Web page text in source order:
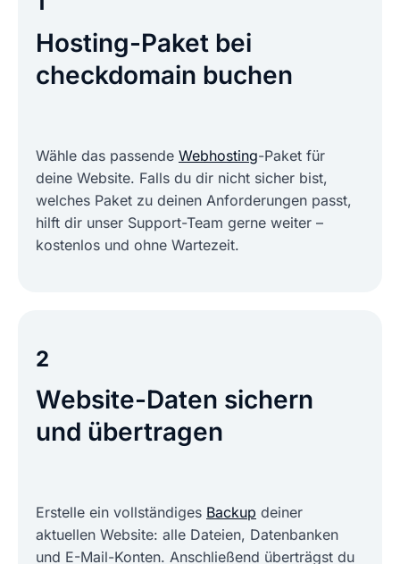
Hosting-Paket bei
checkdomain buchen
Wähle das passende Webhosting-Paket für
deine Website. Falls du dir nicht sicher bist,
welches Paket zu deinen Anforderungen passt,
hilft dir unser Support-Team gerne weiter –
kostenlos und ohne Wartezeit.
2
Website-Daten sichern
und übertragen
Erstelle ein vollständiges Backup deiner
aktuellen Website: alle Dateien, Datenbanken
und E-Mail-Konten. Anschließend überträgst du